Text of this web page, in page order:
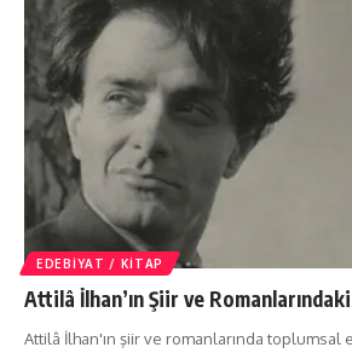
EDEBIYAT / KITAP
Attilâ İlhan’ın Şiir ve
Attilâ İlhan'ın şiir ve romanlarında toplumsal